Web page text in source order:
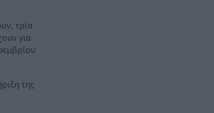
τρία
για
της